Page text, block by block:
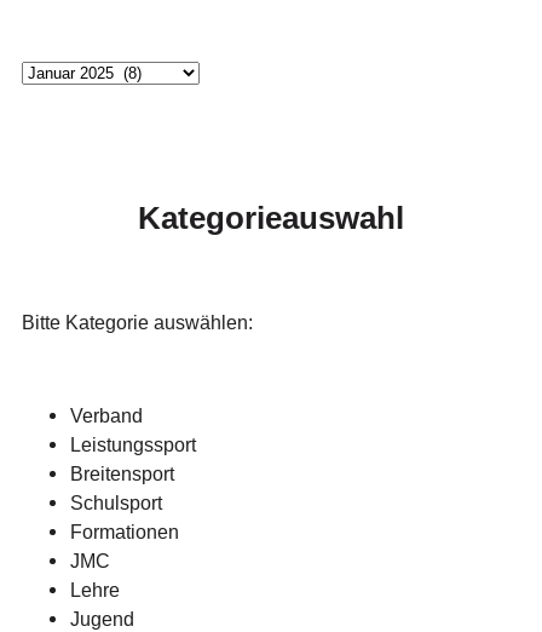
Kategorieauswahl
Bitte Kategorie auswählen:
Verband
Leistungssport
Breitensport
Schulsport
Formationen
JMC
Lehre
Jugend